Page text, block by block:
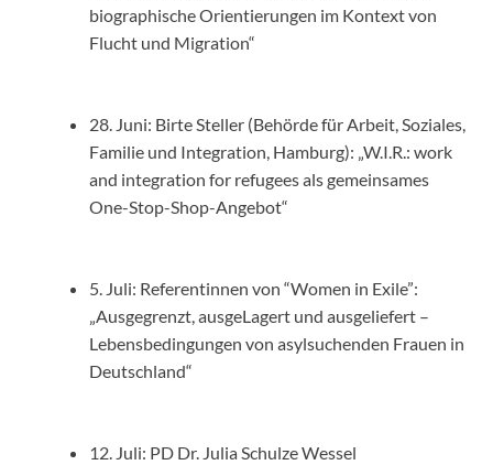
biographische Orientierungen im Kontext von
Flucht und Migration“
28. Juni: Birte Steller (Behörde für Arbeit, Soziales,
Familie und Integration, Hamburg): „W.I.R.: work
and integration for refugees als gemeinsames
One-Stop-Shop-Angebot“
5. Juli: Referentinnen von “Women in Exile”:
„Ausgegrenzt, ausgeLagert und ausgeliefert –
Lebensbedingungen von asylsuchenden Frauen in
Deutschland“
12. Juli: PD Dr. Julia Schulze Wessel